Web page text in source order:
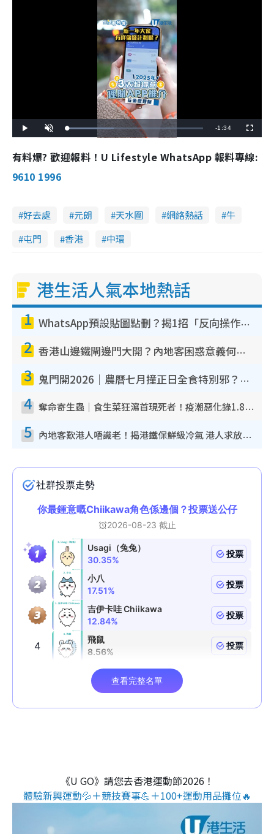
l
n
t
e
L
o
R
m
e
-1:34
u
s
c
有料爆? 歡迎報料！U Lifestyle WhatsApp 報料專線:
9610 1996
好去處 元朗 天水圍 網絡熱話
牛
屯門
香港 中環
港生活人氣本地熱話
1 WhatsApp預設貼圖點刪？揭1招「反向操作」還原簡潔介面 附3步實測教學
2 香港山邊鐵閘邊門大開？內地客困惑意義何在！網民神回覆：呢種叫法理性防禦
3 鬼門開2026｜農曆七月撞正日全食特別邪？專家警告切忌做一事！揭4大禁忌+2招保平安
4 奪命寄生蟲｜食生菜狂瀉首現死者！疫潮惡化錄1.8萬宗病例 揭洗菜3大謬誤
5 內地客歎港人唔識老！揭港鐵保鮮級冷氣 港人求放過：咪投訴
《U GO》請您去香港運動節2026！
體驗新興運動💦＋競技賽事💪＋100+運動用品攤位🔥